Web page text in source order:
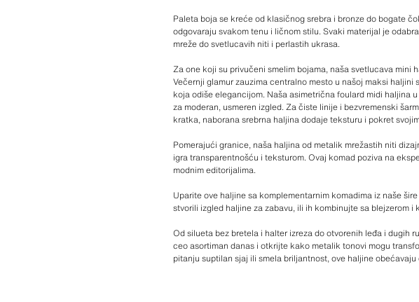
Paleta boja se kreće od klasičnog srebra i bronze do bogate
odgovaraju svakom tenu i ličnom stilu. Svaki materijal je
mreže do svetlucavih niti i perlastih ukrasa.
Za one koji su privučeni smelim bojama, naša svetlucava mini
Večernji glamur zauzima centralno mesto u našoj maksi
koja odiše elegancijom. Naša asimetrična foulard midi haljina
za moderan, usmeren izgled. Za čiste linije i bezvremenski
kratka, naborana srebrna haljina dodaje teksturu i pokret
Pomerajući granice, naša haljina od metalik mrežastih niti
igra transparentnošću i teksturom. Ovaj komad poziva na
modnim editorijalima.
Uparite ove haljine sa komplementarnim komadima iz naše
stvorili izgled haljine za zabavu, ili ih kombinujte sa blejzerom i
Od silueta bez bretela i halter izreza do otvorenih leđa i dugih
ceo asortiman danas i otkrijte kako metalik tonovi mogu
pitanju suptilan sjaj ili smela briljantnost, ove haljine